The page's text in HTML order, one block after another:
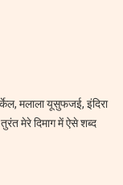
मलाला यूसुफजई, इंदिरा
मेरे दिमाग में ऐसे शब्द